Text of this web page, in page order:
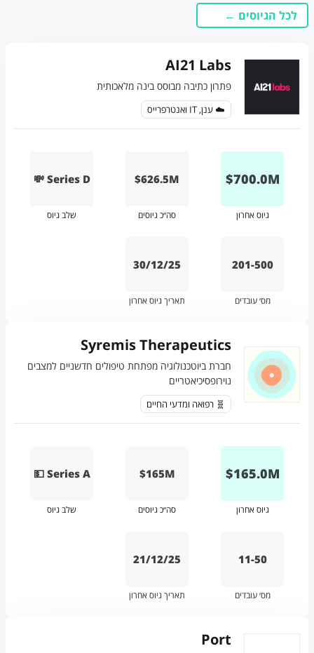
לכל הגיוסים ←
AI21 Labs
פתרון כתיבה מבוסס בינה מלאכותית
☁️ ענן, IT ואנטרפרייס
M
700.0
$
גיוס אחרון
$626.5M
סה״כ גיוסים
💸 Series D
שלב גיוס
201-500
מס׳ עובדים
30/12/25
תאריך גיוס אחרון
Syremis Therapeutics
חברת ביוטכנולוגיה מפתחת טיפולים חדשניים למצבים
נוירופסיכיאטריים
🧬 רפואה ומדעי החיים
M
165.0
$
גיוס אחרון
$165M
סה״כ גיוסים
💵 Series A
שלב גיוס
11-50
מס׳ עובדים
21/12/25
תאריך גיוס אחרון
Port